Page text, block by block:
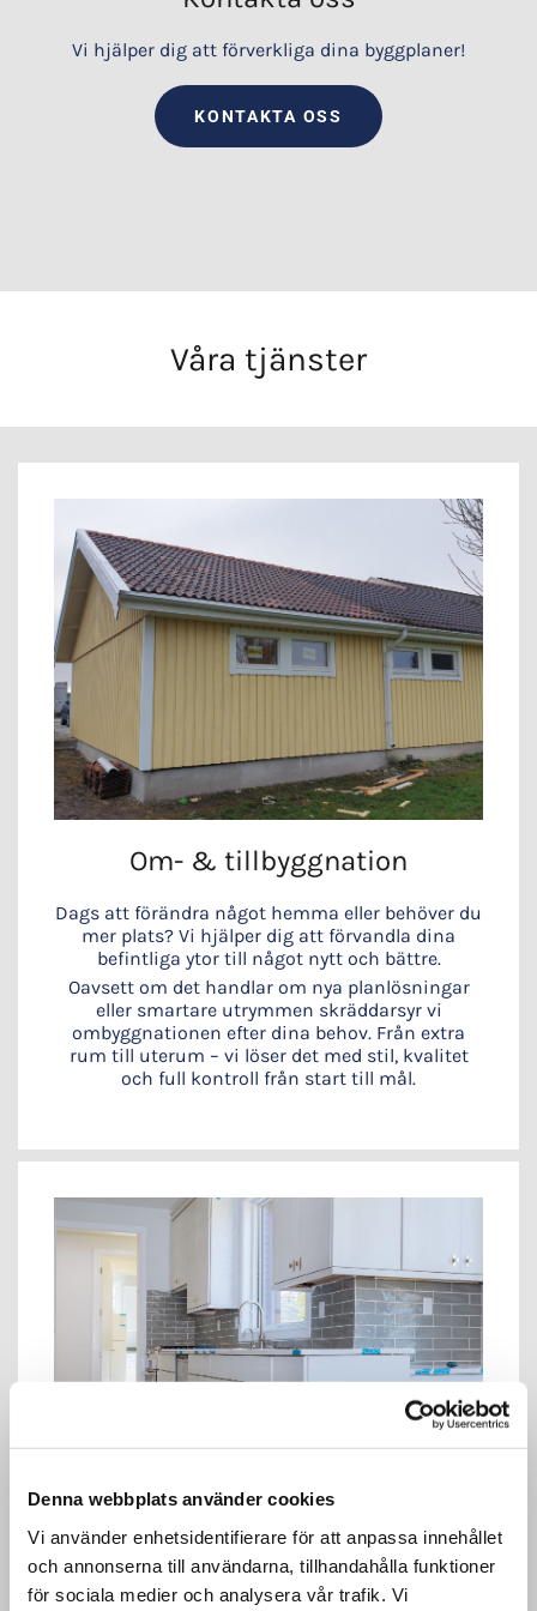
Denna webbplats använder cookies
Vi använder enhetsidentifierare för att anpassa innehållet
och annonserna till användarna, tillhandahålla funktioner
för sociala medier och analysera vår trafik. Vi
Vi hjälper dig att förverkliga dina byggplaner!
KONTAKTA OSS
Våra tjänster
Om- & tillbyggnation
Dags att förändra något hemma eller behöver du
mer plats? Vi hjälper dig att förvandla dina
befintliga ytor till något nytt och bättre.
Oavsett om det handlar om nya planlösningar
eller smartare utrymmen skräddarsyr vi
ombyggnationen efter dina behov. Från extra
rum till uterum – vi löser det med stil, kvalitet
och full kontroll från start till mål.
Köksrenovering